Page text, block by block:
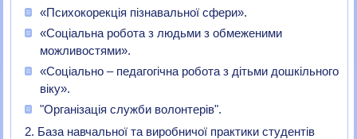
«Психокорекція пізнавальної сфери».
«Соціальна робота з людьми з обмеженими
можливостями».
«Соціально – педагогічна робота з дітьми дошкільного
віку».
"Організація служби волонтерів".
2. База навчальної та виробничої практики студентів